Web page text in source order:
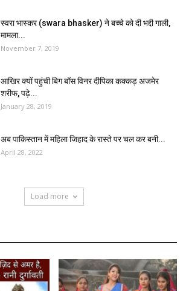
स्वरा भास्कर (swara bhasker) ने बच्चे को दी भद्दी गाली,
मामला...
November 7, 2019
आखिर क्यों पहुंची बिग बॉस विनर दीपिका कक्कड़ अजमेर
शरीफ, पढ़े...
January 28, 2019
अब पाकिस्तान में महिला जिहाद के रास्ते पर चल कर बनी...
April 28, 2022
Load more